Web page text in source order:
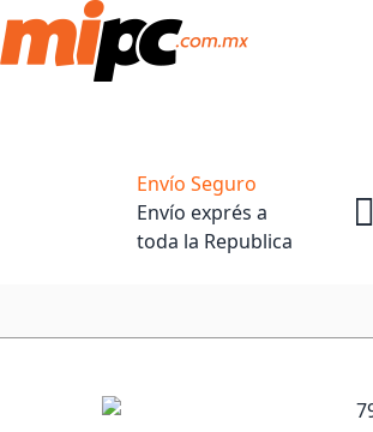
Envío Seguro
Envío exprés a
toda la Republica